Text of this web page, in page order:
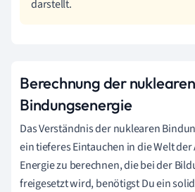
darstellt.
Berechnung der nuklearen
Bindungsenergie
Das Verständnis der nuklearen
ein tieferes Eintauchen in die Welt
Energie zu berechnen, die bei der
freigesetzt wird, benötigst Du ein